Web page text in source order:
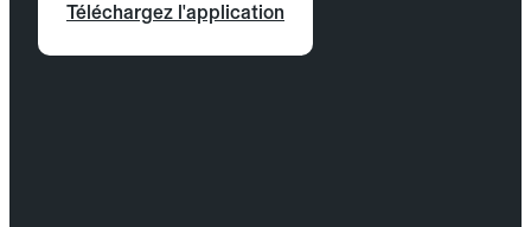
Téléchargez l'application